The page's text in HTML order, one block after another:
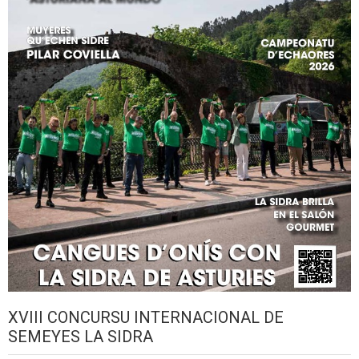
XVIII CONCURSU INTERNACIONAL DE
SEMEYES LA SIDRA